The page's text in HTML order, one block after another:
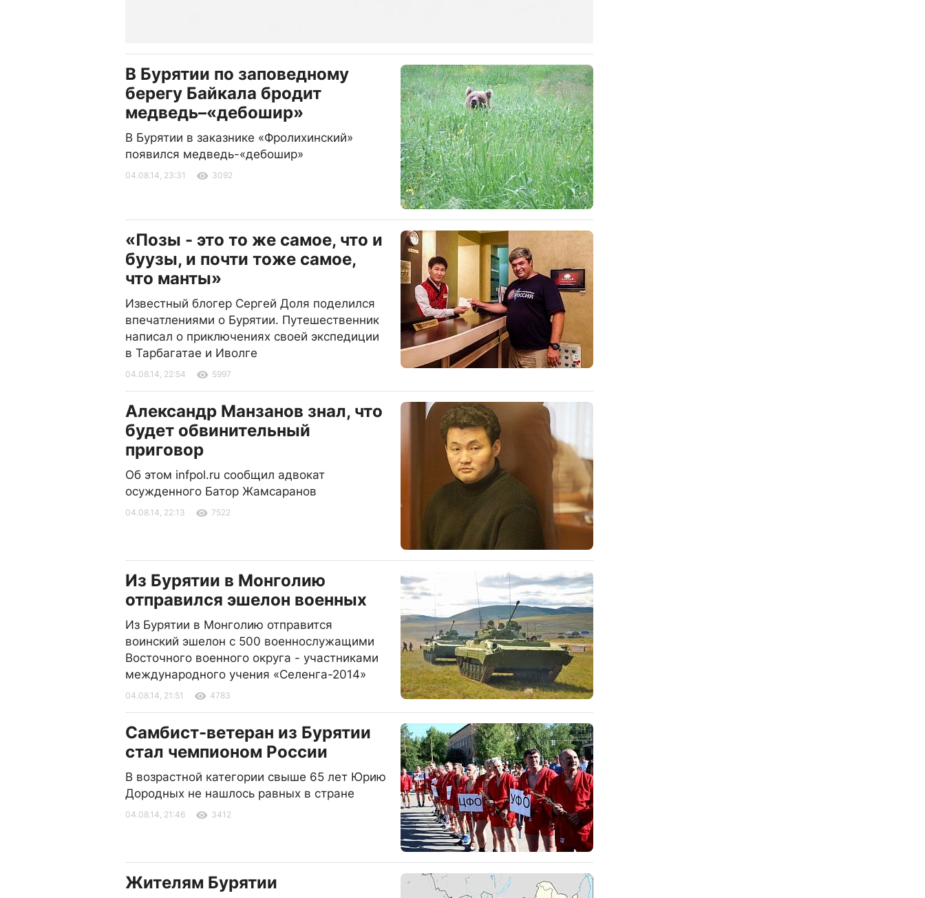
В Бурятии по заповедному
берегу Байкала бродит
медведь–«дебошир»
В Бурятии в заказнике «Фролихинский»
появился медведь-«дебошир»
04.08.14, 23:31 3092
«Позы - это то же самое, что и
буузы, и почти тоже самое,
что манты»
Известный блогер Сергей Доля поделился
впечатлениями о Бурятии. Путешественник
написал о приключениях своей экспедиции
в Тарбагатае и Иволге
04.08.14, 22:54 5997
Александр Манзанов знал, что
будет обвинительный
приговор
Об этом infpol.ru сообщил адвокат
осужденного Батор Жамсаранов
04.08.14, 22:13 7522
Из Бурятии в Монголию
отправился эшелон военных
Из Бурятии в Монголию отправится
воинский эшелон с 500 военнослужащими
Восточного военного округа - участниками
международного учения «Селенга-2014»
04.08.14, 21:51 4783
Самбист-ветеран из Бурятии
стал чемпионом России
В возрастной категории свыше 65 лет Юрию
Дородных не нашлось равных в стране
04.08.14, 21:46 3412
Жителям Бурятии